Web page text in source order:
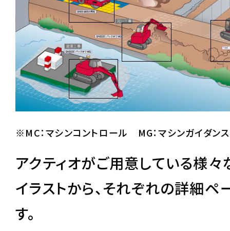
※MC：マシンコントロール MG：マシンガイダン
アクティオがご用意している様々
イラストから、それぞれの詳細
す。